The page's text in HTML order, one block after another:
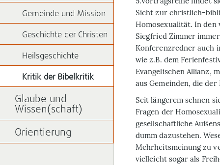
Sicht zur christlich-
Homosexualität. In den
Siegfried Zimmer
Konferenzredner auch
wie z.B. dem
Evangelischen Allianz,
aus Gemeinden, die
Seit längerem sehnen
Fragen der
gesellschaftliche
dumm dazustehen.
Mehrheitsmeinung zu
vielleicht sogar als
Gemeinde und Mission
Geschichte der Christen
Heilsgeschichte
Kritik der Bibelkritik
Glaube und
Wissen(schaft)
Orientierung